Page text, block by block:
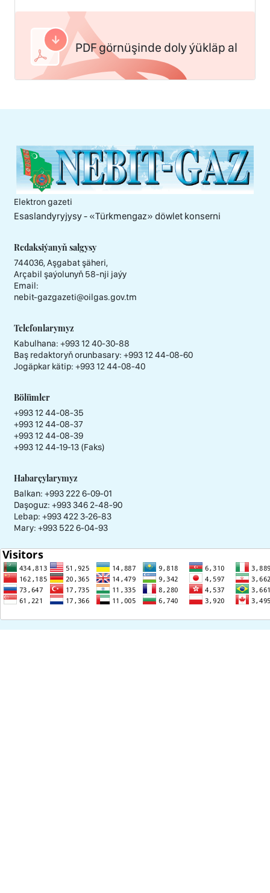
PDF görnüşinde doly ýükläp al
Elektron gazeti
Esaslandyryjysy - «Тürkmengaz» döwlet konserni
Redaksiýanyň salgysy
744036, Aşgabat şäheri,
Arçabil şaýolunyň 58-nji jaýy
Email:
nebit-gazgazeti@oilgas.gov.tm
Telefonlarymyz
Kabulhana: +993 12 40-30-88
Baş redaktoryň orunbasary: +993 12 44-08-60
Jogäpkar kätip: +993 12 44-08-40
Bölümler
+993 12 44-08-35
+993 12 44-08-37
+993 12 44-08-39
+993 12 44-19-13 (Faks)
Habarçylarymyz
Balkan: +993 222 6-09-01
Daşoguz: +993 346 2-48-90
Lebap: +993 422 3-26-83
Mary: +993 522 6-04-93